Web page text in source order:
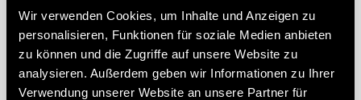
Wir verwenden Cookies, um Inhalte und Anzeigen zu
personalisieren, Funktionen für soziale Medien anbieten
zu können und die Zugriffe auf unsere Website zu
analysieren. Außerdem geben wir Informationen zu Ihrer
Verwendung unserer Website an unsere Partner für
TYP 19.91 - LEISTUNGSRELAISMODUL 16 A
AgSnO2 Kontakte für hohe Beanspruchung, hoher
Einschaltstrom Stromlasten